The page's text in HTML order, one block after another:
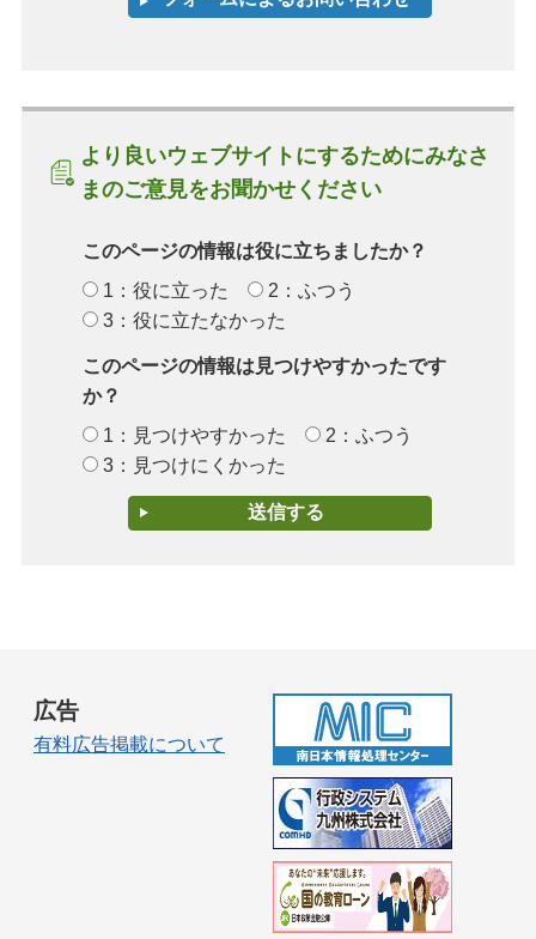
より良いウェブサイトにするためにみなさ
まのご意見をお聞かせください
このページの情報は役に立ちましたか？
1：役に立った
2：ふつう
3：役に立たなかった
このページの情報は見つけやすかったです
か？
1：見つけやすかった
2：ふつう
3：見つけにくかった
広告
有料広告掲載について